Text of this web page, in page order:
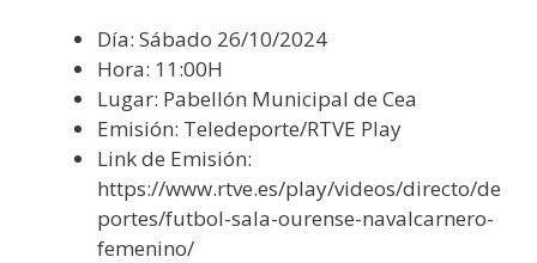
Día: Sábado 26/10/2024
Hora: 11:00H
Lugar: Pabellón Municipal de Cea
Emisión: Teledeporte/RTVE Play
Link de Emisión:
https://www.rtve.es/play/videos/directo/de
portes/futbol-sala-ourense-navalcarnero-
femenino/